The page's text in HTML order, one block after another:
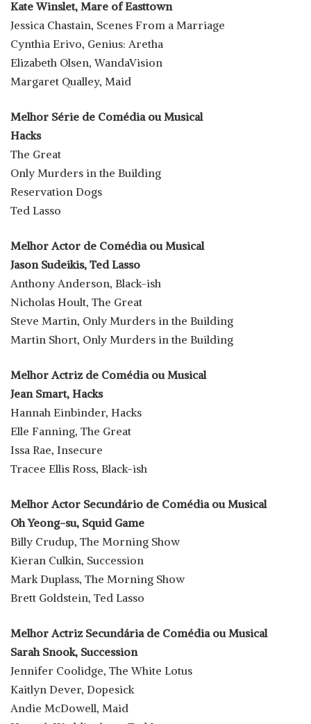
Kate Winslet, Mare of Easttown
Jessica Chastain, Scenes From a Marriage
Cynthia Erivo, Genius: Aretha
Elizabeth Olsen, WandaVision
Margaret Qualley, Maid
Melhor Série de Comédia ou Musical
Hacks
The Great
Only Murders in the Building
Reservation Dogs
Ted Lasso
Melhor Actor de Comédia ou Musical
Jason Sudeikis, Ted Lasso
Anthony Anderson, Black-ish
Nicholas Hoult, The Great
Steve Martin, Only Murders in the Building
Martin Short, Only Murders in the Building
Melhor Actriz de Comédia ou Musical
Jean Smart, Hacks
Hannah Einbinder, Hacks
Elle Fanning, The Great
Issa Rae, Insecure
Tracee Ellis Ross, Black-ish
Melhor Actor Secundário de Comédia ou Musical
Oh Yeong-su, Squid Game
Billy Crudup, The Morning Show
Kieran Culkin, Succession
Mark Duplass, The Morning Show
Brett Goldstein, Ted Lasso
Melhor Actriz Secundária de Comédia ou Musical
Sarah Snook, Succession
Jennifer Coolidge, The White Lotus
Kaitlyn Dever, Dopesick
Andie McDowell, Maid